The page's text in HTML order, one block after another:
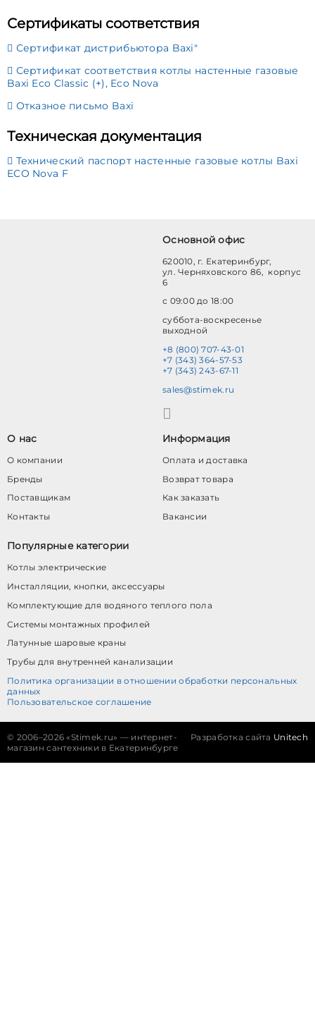
Сертификаты соответствия
Сертификат дистрибьютора Baxi"
Сертификат соответствия котлы настенные газовые
Baxi Eco Classic (+), Eco Nova
Отказное письмо Baxi
Техническая документация
Технический паспорт настенные газовые котлы Baxi
ECO Nova F
Основной офис
620010, г. Екатеринбург,
ул. Черняховского 86, корпус
6
с 09:00 до 18:00
суббота-воскресенье
выходной
+8 (800) 707-43-01
+7 (343) 364-57-53
+7 (343) 243-67-11
sales@stimek.ru
О нас
О компании
Бренды
Поставщикам
Контакты
Информация
Оплата и доставка
Возврат товара
Как заказать
Вакансии
Популярные категории
Котлы электрические
Инсталляции, кнопки, аксессуары
Комплектующие для водяного теплого пола
Системы монтажных профилей
Латунные шаровые краны
Трубы для внутренней канализации
Политика организации в отношении обработки персональных
данных
Пользовательское соглашение
© 2006–2026 «Stimek.ru» — интернет-
магазин сантехники в Екатеринбурге
Разработка сайта Unitech